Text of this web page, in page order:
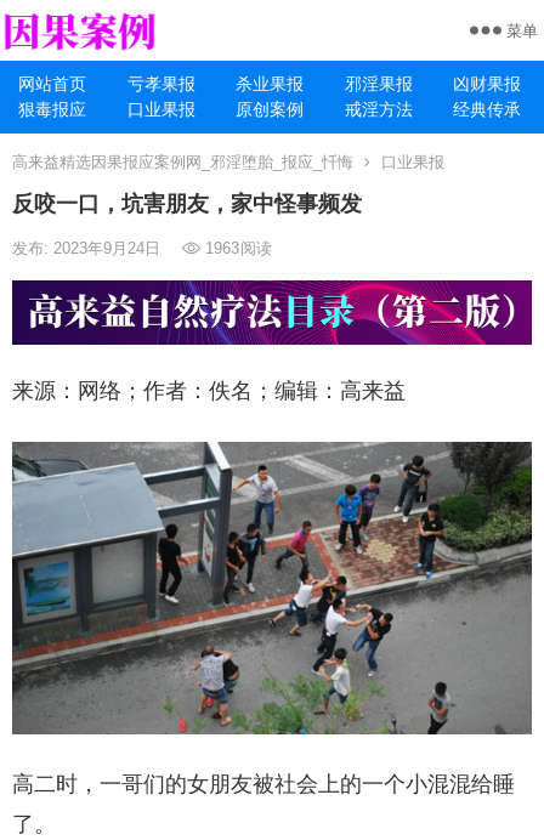
网站首页 亏孝果报 杀业果报 邪淫果报
凶财果报
狠毒报应
口业果报 原创案例 戒淫方法 经典传承
菜单
高来益精选因果报应案例网_邪淫堕胎_报应_忏悔 口业果报
反咬一口，坑害朋友，家中怪事频发
发布: 2023年9月24日 1963阅读
来源：网络；作者：佚名；编辑：高来益
高二时，一哥们的女朋友被社会上的一个小混混给睡
了。